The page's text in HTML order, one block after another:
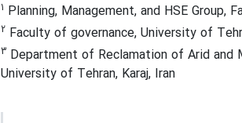
1 Planning, Management, and HSE Group,
2 Faculty of governance, University of
3 Department of Reclamation of Arid and
University of Tehran, Karaj, Iran